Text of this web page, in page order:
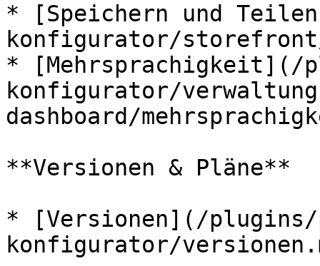
* [Speichern und
konfigurator/
* [Mehrsprachigkeit](/
konfigurator/
dashboard/
**Versionen & Pläne**
* [Versionen](/plugins/
konfigurator/